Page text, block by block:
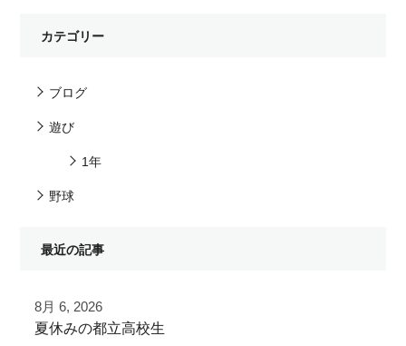
カテゴリー
ブログ
遊び
1年
野球
最近の記事
8月 6, 2026
夏休みの都立高校生